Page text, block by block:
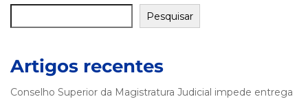
Pesquisar
Artigos recentes
Conselho Superior da Magistratura Judicial impede entrega